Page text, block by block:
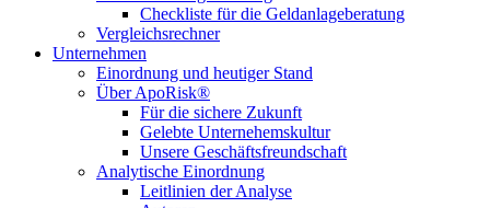
Checkliste für die Geldanlageberatung
Vergleichsrechner
Unternehmen
Einordnung und heutiger Stand
Über ApoRisk®
Für die sichere Zukunft
Gelebte Unternehemskultur
Unsere Geschäftsfreundschaft
Analytische Einordnung
Leitlinien der Analyse